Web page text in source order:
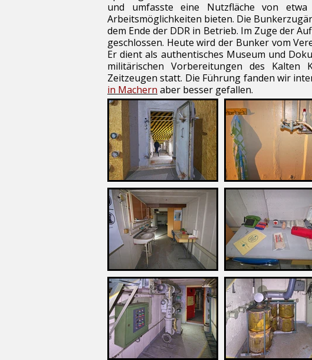
und umfasste eine Nutzfläche von
Arbeitsmöglichkeiten bieten. Die
dem Ende der DDR in Betrieb. Im Zuge der
geschlossen. Heute wird der Bunker vom
Er dient als authentisches Museum und
militärischen Vorbereitungen des Kalten
Zeitzeugen statt. Die Führung fanden wir
in Machern aber besser gefallen.